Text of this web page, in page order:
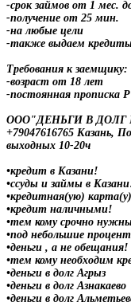
-срок займов от 1 мес.
-получение от 25 мин.
-на любые цели
-также выдаем
Требования к заемщику:
-возраст от 18 лет
-постоянная прописка
ООО"ДЕНЬГИ В ДОЛГ
+79047616765 Казань,
выходных 10-20ч
•кредит в Казани!
•ссуды и займы в
•кредитная(ую)
•кредит наличными!
•тем кому срочно
•под небольшие
•деньги , а не обещания!
•тем кому необходим
•деньги в долг Агрыз
•деньги в долг Азнакаево
•деньги в долг